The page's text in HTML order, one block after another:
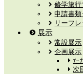
修学旅
申請書
リーフレ
展示
常設展示
企画展示
た
次